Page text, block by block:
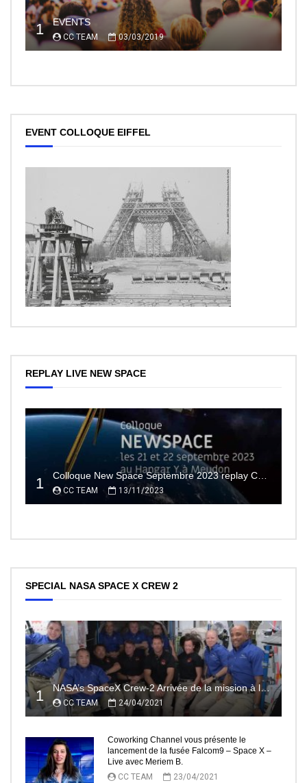
1 EVENTS
CC TEAM 03/03/2019
EVENT COLLOQUE EIFFEL
REPLAY LIVE NEW SPACE
1 CC TEAM 13/11/2023
SPECIAL NASA SPACE X CREW 2
1 NASA’s SpaceX Crew-2 Arrivée de la mission à la Station Spatiale Internationale Partie2
CC TEAM 24/04/2021
Coworking Channel vous présente le
lancement de la fusée Falcom9 – Space X –
Live avec Meriem B.
CC TEAM
23/04/2021